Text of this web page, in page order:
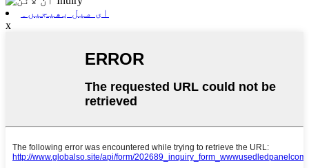
ای میل بھیجیں۔
x